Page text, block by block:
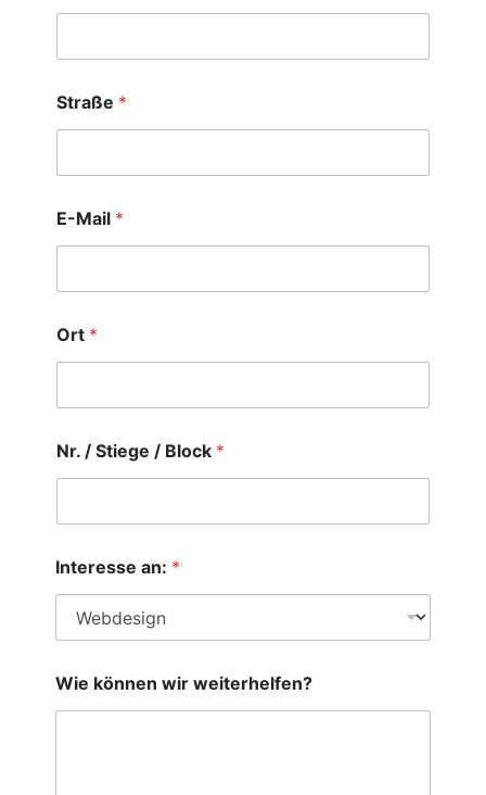
Straße *
E-Mail *
Ort *
Nr. / Stiege / Block *
Interesse an: *
Wie können wir weiterhelfen?